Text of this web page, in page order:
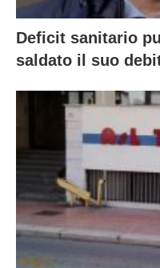
Deficit sanitario
saldato il suo